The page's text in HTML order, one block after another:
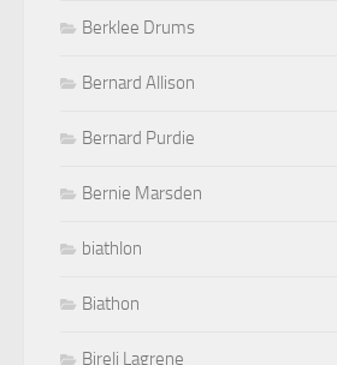
Berklee Drums
Bernard Allison
Bernard Purdie
Bernie Marsden
biathlon
Biathon
Bireli Lagrene